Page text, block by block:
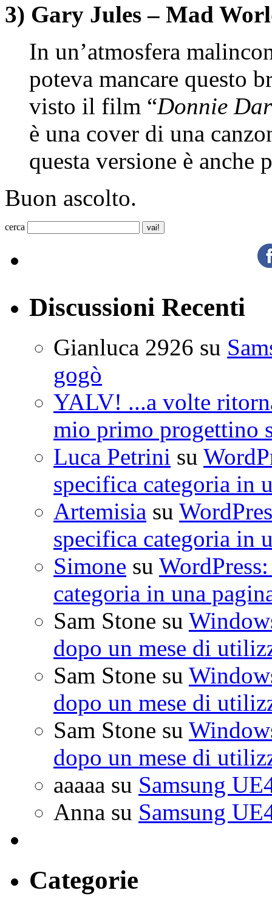
3) Gary Jules – Mad
In un’atmosfera
poteva mancare questo
visto il film “Donnie
è una cover di una
questa versione è anche
Buon ascolto.
cerca
Discussioni Recenti
Gianluca 2926 su
gogò
YALV! ...a volte
mio primo progettino
Luca Petrini su
specifica categoria in
Artemisia su
specifica categoria in
Simone su
categoria in una
Sam Stone su
dopo un mese di
Sam Stone su
dopo un mese di
Sam Stone su
dopo un mese di
aaaaa su Samsung
Anna su Samsung
Categorie